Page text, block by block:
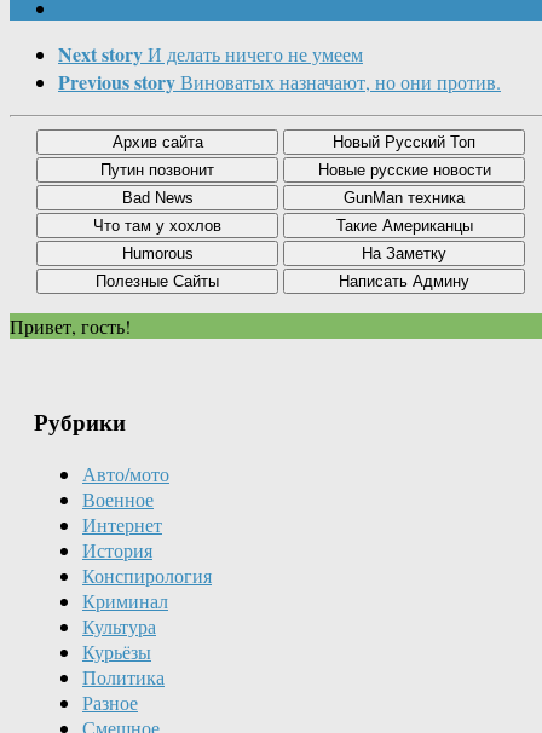
Next storyИ делать ничего не умеем
Previous storyВиноватых назначают, но они против.
Привет, гость!
Рубрики
Авто/мото
Военное
Интернет
История
Конспирология
Криминал
Культура
Курьёзы
Политика
Разное
Смешное